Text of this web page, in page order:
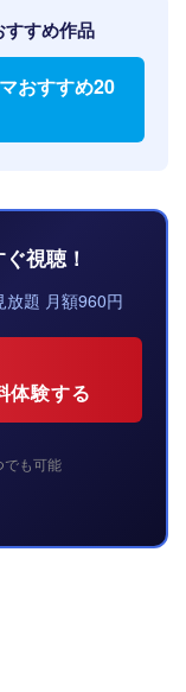
すめ作品
おすすめ20
視聴！
放題 月額960円
体験する
も可能